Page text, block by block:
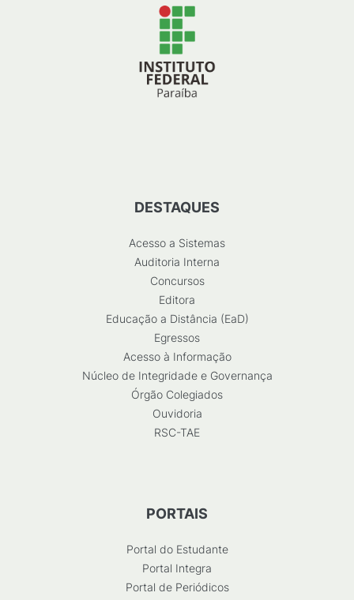
DESTAQUES
Acesso a Sistemas
Auditoria Interna
Concursos
Editora
Educação a Distância (EaD)
Egressos
Acesso à Informação
Núcleo de Integridade e Governança
Órgão Colegiados
Ouvidoria
RSC-TAE
PORTAIS
Portal do Estudante
Portal Integra
Portal de Periódicos